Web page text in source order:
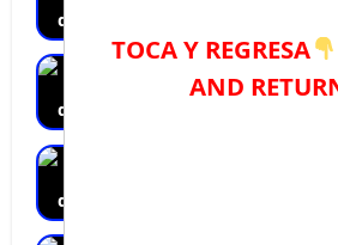
TOCA Y REGRESA
AND